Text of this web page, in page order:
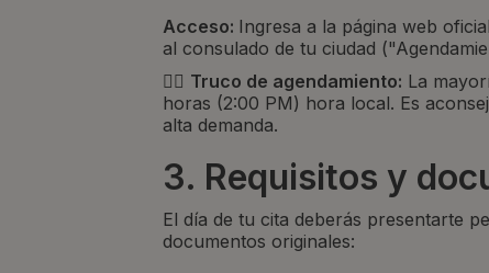
Acceso: Ingresa a la página web
al consulado de tu ciudad
👉🏻 Truco de agendamiento: La
horas (2:00 PM) hora local. Es
alta demanda.
3. Requisitos y
El día de tu cita deberás presentarte
documentos originales: